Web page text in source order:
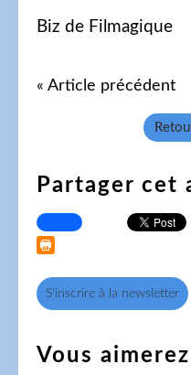
Biz de Filmagique
« Article précédent
Partager cet
S'inscrire à la newsletter
Vous